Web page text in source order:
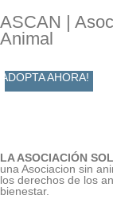
ASCAN |
Animal
ADOPTA AHORA!
LA ASOCIACIÓN
una Asociacion sin
los derechos de los
bienestar.